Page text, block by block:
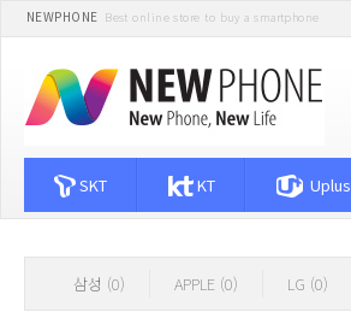
NEWPHONE Best online store to buy a smartphone
SKT KT Uplus
삼성 (0) APPLE (0) LG (0)